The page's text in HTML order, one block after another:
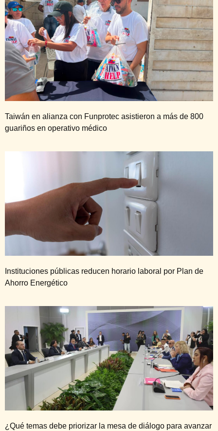
Taiwán en alianza con Funprotec asistieron a más de 800
guariños en operativo médico
Instituciones públicas reducen horario laboral por Plan de
Ahorro Energético
¿Qué temas debe priorizar la mesa de diálogo para avanzar